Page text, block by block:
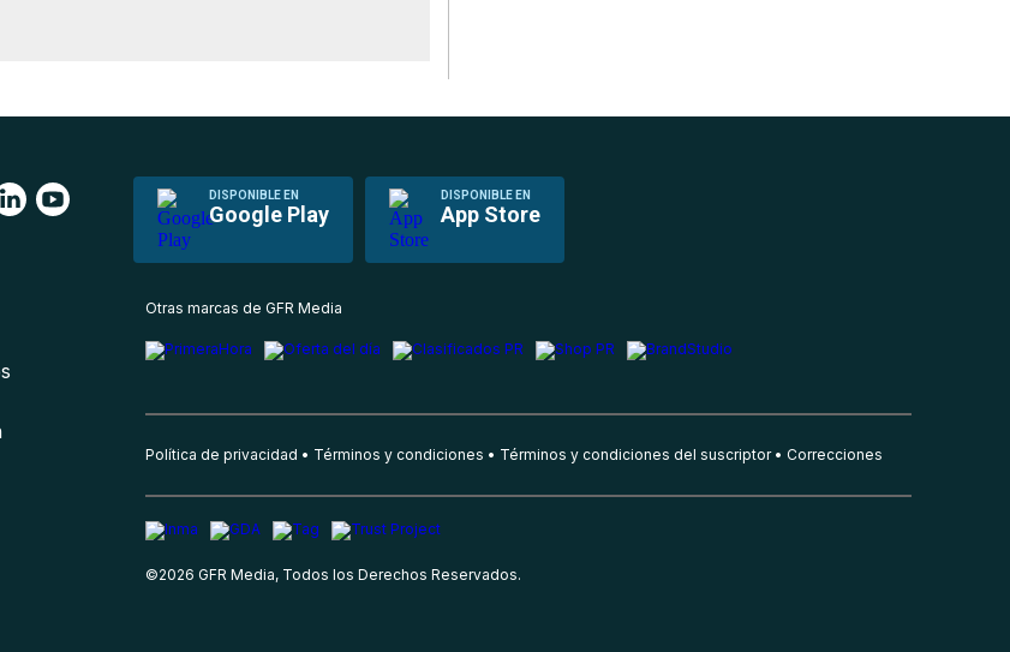
DISPONIBLE EN
Google Play
DISPONIBLE EN
App Store
Otras marcas de GFR Media
Política de privacidad Términos y condiciones Términos y condiciones del suscriptor Correcciones
©2026 GFR Media, Todos los Derechos Reservados.